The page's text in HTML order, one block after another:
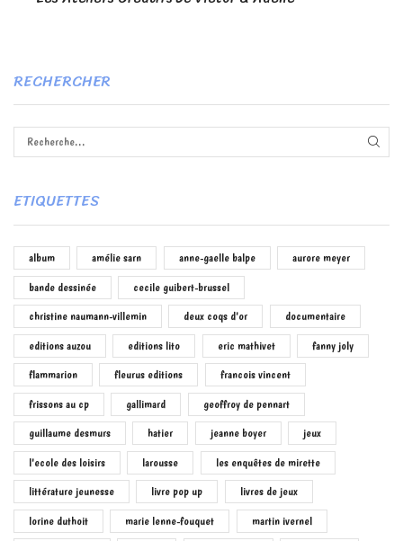
RECHERCHER
ETIQUETTES
album amélie sarn anne-gaelle balpe aurore meyer
bande dessinée cecile guibert-brussel
christine naumann-villemin deux coqs d'or documentaire
editions auzou editions lito eric mathivet fanny joly
flammarion fleurus editions francois vincent
frissons au cp gallimard geoffroy de pennart
guillaume desmurs hatier jeanne boyer jeux
l'ecole des loisirs larousse les enquêtes de mirette
littérature jeunesse livre pop up livres de jeux
lorine duthoit marie lenne-fouquet martin ivernel